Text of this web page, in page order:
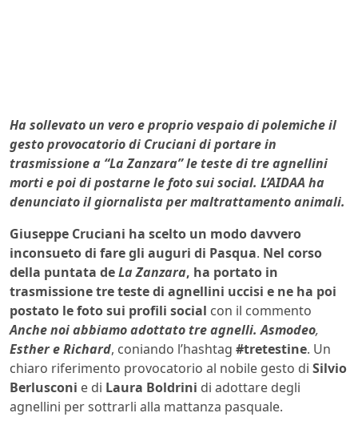
Ha sollevato un vero e proprio vespaio di polemiche il
gesto provocatorio di Cruciani di portare in
trasmissione a “La Zanzara” le teste di tre agnellini
morti e poi di postarne le foto sui social. L’AIDAA ha
denunciato il giornalista per maltrattamento animali.
Giuseppe Cruciani ha scelto un modo davvero
inconsueto di fare gli auguri di Pasqua. Nel corso
della puntata deLa Zanzara, ha portato in
trasmissione tre teste di agnellini uccisi e ne ha poi
postato le foto sui profili social con il commento
Anche noi abbiamo adottato tre agnelli. Asmodeo,
Esther e Richard, coniando l’hashtag #tretestine. Un
chiaro riferimento provocatorio al nobile gesto di Silvio
Berlusconi e di Laura Boldrini di adottare degli
agnellini per sottrarli alla mattanza pasquale.